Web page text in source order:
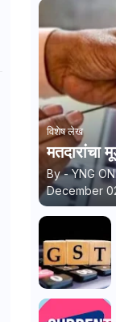
विशेष लेख
मतदारांचा
By - YNG
December